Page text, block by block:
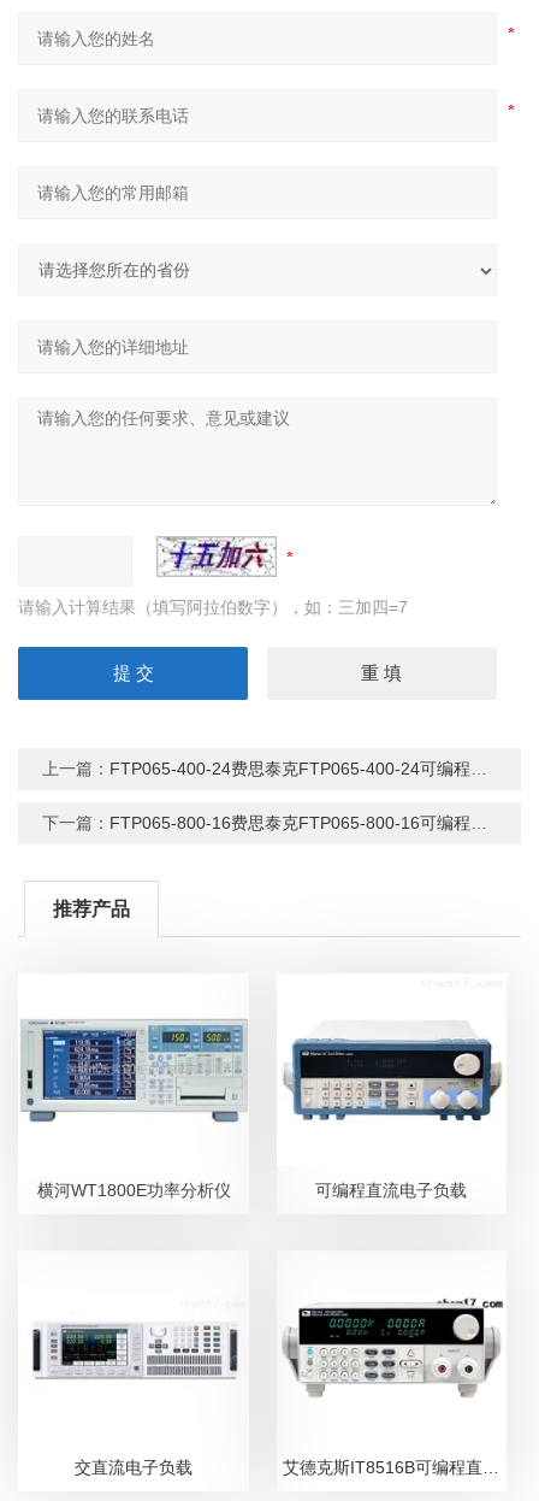
请输入计算结果（填写阿拉伯数字），如：三加四=7
上一篇： FTP065-400-24费思泰克FTP065-400-24可编程直流电源
下一篇： FTP065-800-16费思泰克FTP065-800-16可编程直流电源
推荐产品
横河WT1800E功率分析仪 可编程直流电子负载
交直流电子负载 艾德克斯IT8516B可编程直流电子负载